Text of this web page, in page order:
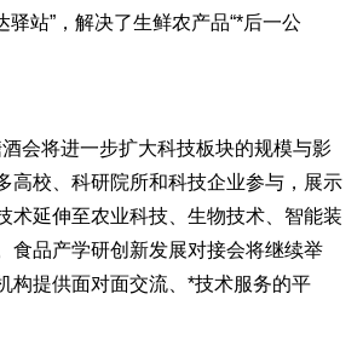
驿站”，解决了生鲜农产品“*后一公
会将进一步扩大科技板块的规模与影
高校、科研院所和科技企业参与，展示
术延伸至农业科技、生物技术、智能装
食品产学研创新发展对接会将继续举
构提供面对面交流、*技术服务的平